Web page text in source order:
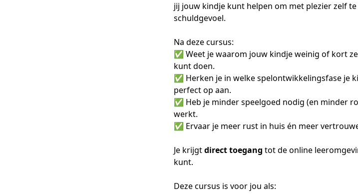
jij jouw kindje kunt helpen om met plezier zelf
schuldgevoel.
Na deze cursus:
✅ Weet je waarom jouw kindje weinig of kort
kunt doen.
✅ Herken je in welke spelontwikkelingsfase je
perfect op aan.
✅ Heb je minder speelgoed nodig (en minder
werkt.
✅ Ervaar je meer rust in huis én meer
Je krijgtdirect toegang tot de online
kunt.
Deze cursus is voor jou als: